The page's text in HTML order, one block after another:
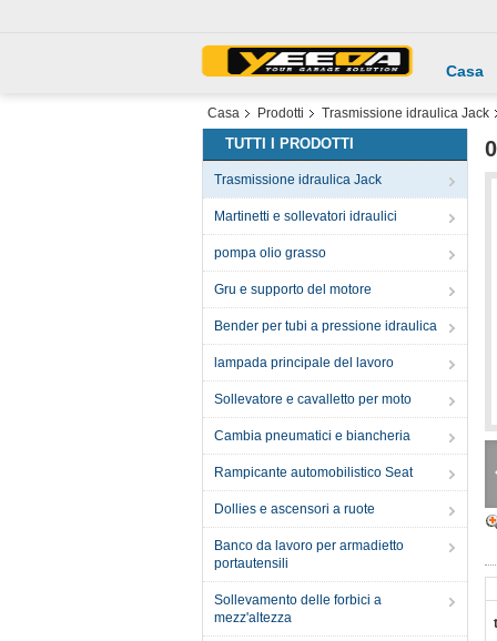
Casa
Casa Prodotti Trasmissione idraulica Jack
TUTTI I PRODOTTI
Trasmissione idraulica Jack
Martinetti e sollevatori idraulici
pompa olio grasso
Gru e supporto del motore
Bender per tubi a pressione idraulica
lampada principale del lavoro
Sollevatore e cavalletto per moto
Cambia pneumatici e biancheria
Rampicante automobilistico Seat
Dollies e ascensori a ruote
Banco da lavoro per armadietto
portautensili
Sollevamento delle forbici a
mezz'altezza